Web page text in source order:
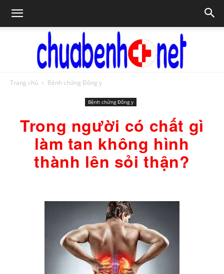
Trang chủ Bệnh chứng Đông y
Bệnh chứng Đông y
Trong người có chất gì
làm tan không hình
thành lên sỏi thận?